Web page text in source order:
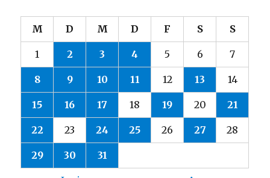
M D M D F S S
1 2 3 4 5 6 7
8 9 10 11 12 13 14
15 16 17 18 19 20 21
22 23 24 25 26 27 28
29 30 31